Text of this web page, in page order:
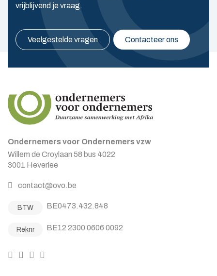
vrijblijvend je vraag.
Veelgestelde vragen Contacteer ons
Ondernemers voor Ondernemers vzw
Willem de Croylaan 58 bus 4022
3001 Heverlee
contact@ovo.be
BTW BE0473.432.848
Reknr BE12 2300 0606 0092